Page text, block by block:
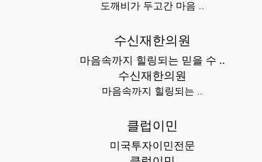
도깨비가 두고간 마음 ..
수신재한의원
마음속까지 힐링되는 믿을 수 ..
수신재한의원
마음속까지 힐링되는 ..
클럽이민
미국투자이민전문